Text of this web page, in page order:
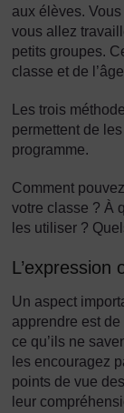
aux élèves.
vous allez
petits groupes.
classe et de
Les trois
permettent de
programme.
Comment
votre classe ? À
les utiliser ?
L’expression
Un aspect
apprendre est
ce qu’ils ne
les encouragez
points de vue
leur